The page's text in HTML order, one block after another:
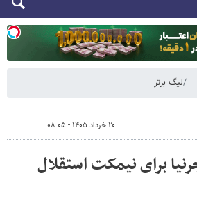
لیگ برتر
۲۰ خرداد ۱۴۰۵ - ۰۸:۰۵
برای نیمکت استقلال